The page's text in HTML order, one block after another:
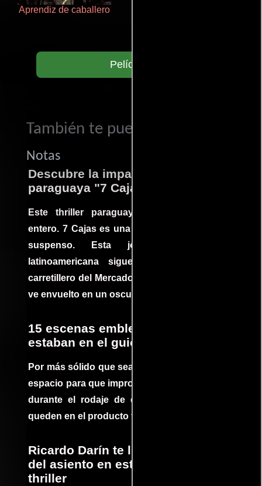
Aprendiz de caballero
Películas
También te puede interesar...
Notas
Descubre la impactante película
paraguaya "7 Cajas"
Este thriller paraguayo cautivó al mundo
entero. 7 Cajas es una explosión de acción y
suspenso. Esta joya cinematográfica
latinoamericana sigue la historia de un
carretillero del Mercado 4 de Asunción que se
ve envuelto en un oscuro mundo de crimen
15 escenas emblemáticas que no
estaban en el guion
Por más sólido que sea un guión siempre hay
espacio para que improvisaciones que se dan
durante el rodaje de determinadas escenas
queden en el producto final.
Ricardo Darín te llevará al borde
del asiento en este increíble
thriller